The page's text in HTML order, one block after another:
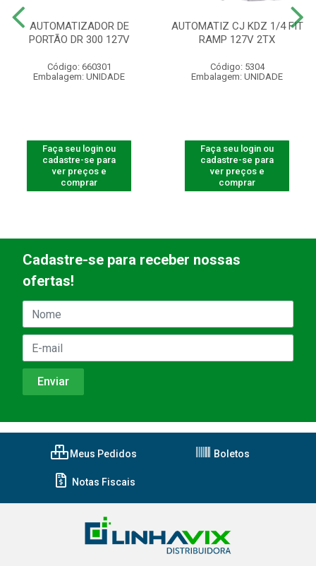
AUTOMATIZADOR DE
PORTÃO DR 300 127V
Código: 660301
Embalagem: UNIDADE
Faça seu login ou
cadastre-se para
ver preços e
comprar
AUTOMATIZ CJ KDZ 1/4 FIT
RAMP 127V 2TX
Código: 5304
Embalagem: UNIDADE
Faça seu login ou
cadastre-se para
ver preços e
comprar
Cadastre-se para receber nossas
ofertas!
Meus Pedidos Boletos
Notas Fiscais